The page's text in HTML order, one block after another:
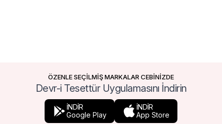
ÖZENLE SEÇİLMİŞ MARKALAR CEBİNİZDE
Devr-i Tesettür Uygulamasını İndirin
İNDİR
Google Play
İNDİR
App Store